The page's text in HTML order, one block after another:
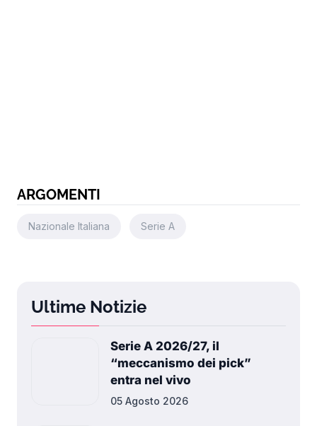
ARGOMENTI
Nazionale Italiana Serie A
Ultime Notizie
Serie A 2026/27, il
“meccanismo dei pick”
entra nel vivo
05 Agosto 2026